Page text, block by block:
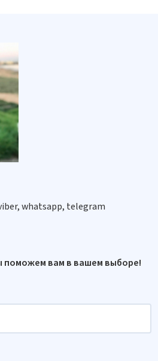
whatsapp, telegram
поможем вам в вашем выборе!